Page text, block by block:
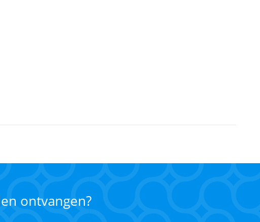
ontvangen?